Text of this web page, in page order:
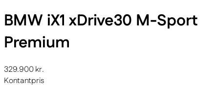
BMW iX1 xDrive30 M-Sport
Premium
329.900 kr.
Kontantpris